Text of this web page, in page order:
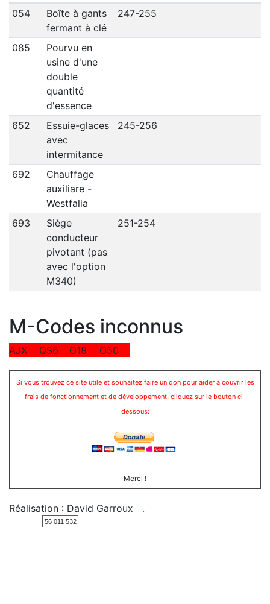
054
Boîte à gants
fermant à clé
247-255
085
Pourvu en
usine d'une
double
quantité
d'essence
652
Essuie-glaces
avec
intermitance
245-256
692
Chauffage
auxiliare -
Westfalia
693
Siège
conducteur
pivotant (pas
avec l'option
M340)
251-254
M-Codes inconnus
AJX QS6 O18 O50
Si vous trouvez ce site utile et souhaitez faire un don pour aider à couvrir les
frais de fonctionnement et de développement, cliquez sur le bouton ci-
dessous:
Merci !
Réalisation : David Garroux .
56 011 532